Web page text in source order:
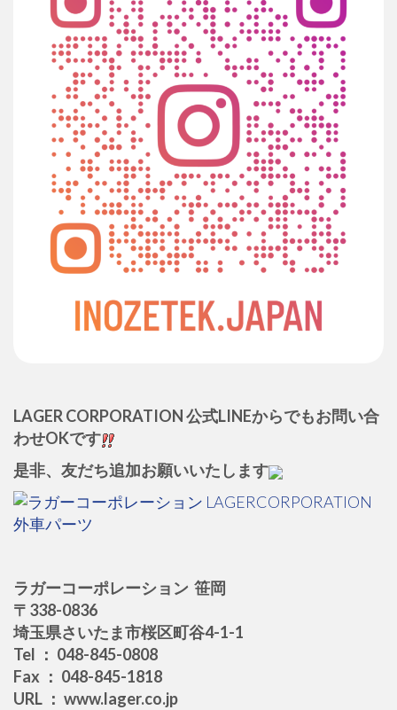
LAGER CORPORATION 公式LINEからでもお問い合
わせOKです
是非、友だち追加お願いいたします
ラガーコーポレーション 笹岡
〒338-0836
埼玉県さいたま市桜区町谷4-1-1
Tel ： 048-845-0808
Fax ： 048-845-1818
URL ： www.lager.co.jp